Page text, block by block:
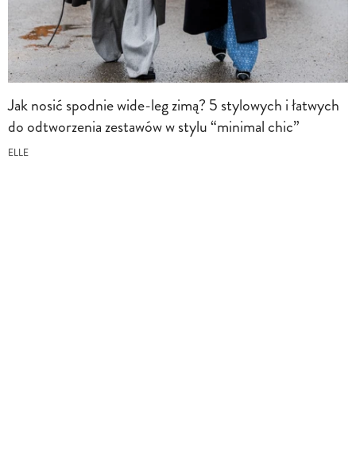
Jak nosić spodnie wide-leg zimą? 5 stylowych i łatwych
do odtworzenia zestawów w stylu “minimal chic”
ELLE